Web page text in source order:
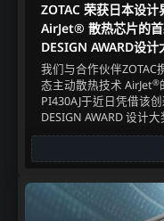
ZOTAC 荣获日本设
AirJet® 散热芯片的
DESIGN AWARD设计
我们与合作伙伴
态主动散热技术 AirJet®
PI430AJ于近日凭借该
DESIGN AWARD 设计大